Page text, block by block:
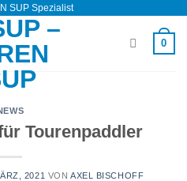
SUP Spezialist
0
Tourenpaddler
2021 VON AXEL BISCHOFF